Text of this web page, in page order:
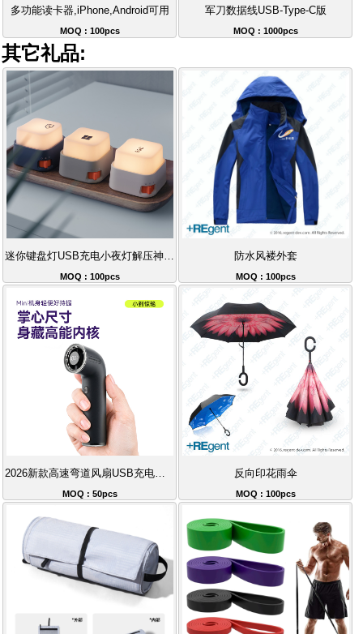
多功能读卡器,iPhone,Android可用
MOQ : 100pcs
军刀数据线USB-Type-C版
MOQ : 1000pcs
其它礼品:
MOQ : 100pcs
防水风褛外套
MOQ : 100pcs
2026新款高速弯道风扇USB充电便携式大风力手持风扇
MOQ : 50pcs
反向印花雨伞
MOQ : 100pcs